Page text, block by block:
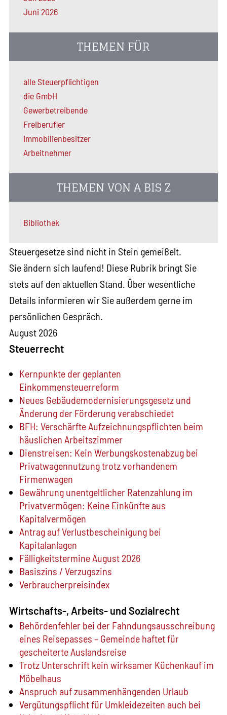
Juni 2026
THEMEN FÜR
alle Steuerpflichtigen
die GmbH
Gewerbetreibende
Freiberufler
Immobilienbesitzer
Arbeitnehmer
THEMEN VON A BIS Z
Bibliothek
Steuergesetze sind nicht in Stein gemeißelt.
Sie ändern sich laufend! Diese Rubrik bringt Sie
stets auf den aktuellen Stand. Über wesentliche
Details informieren wir Sie außerdem gerne im
persönlichen Gespräch.
August 2026
Steuerrecht
Kernpunkte der geplanten
Einkommensteuerreform
Neues Gebäude­moderni­sierungs­gesetz und
Änderung der Förderung verabschiedet
BFH: Verschärfte Aufzeichnungspflichten beim
häuslichen Arbeitszimmer
Dienstreisen: Kein Werbungskostenabzug bei
Privatwagennutzung trotz vorhandenem
Firmenwagen
Gewährung unentgeltlicher Ratenzahlung im
Privatvermögen: Keine Einkünfte aus
Kapitalvermögen
Antrag auf Verlustbescheinigung bei
Kapitalanlagen
Fälligkeitstermine August 2026
Basiszins / Verzugszins
Verbraucherpreisindex
Wirtschafts-, Arbeits- und Sozialrecht
Behördenfehler bei der Fahndungsausschreibung
eines Reisepasses – Gemeinde haftet für
gescheiterte Auslandsreise
Trotz Unterschrift kein wirksamer Küchenkauf im
Möbelhaus
Anspruch auf zusammenhängenden Urlaub
Vergütungspflicht für Umkleidezeiten auch bei